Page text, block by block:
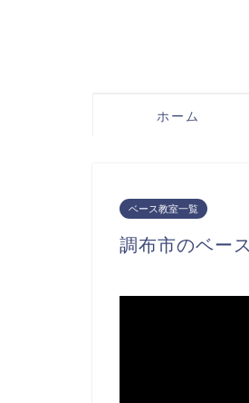
ホーム
ベース教室一覧
調布市のベー